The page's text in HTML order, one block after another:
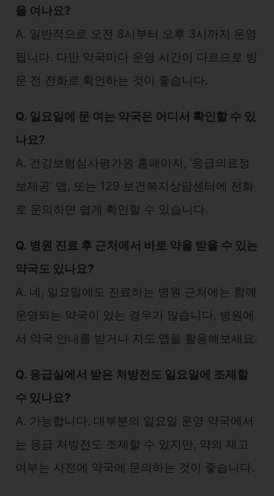
을 여나요?
A. 일반적으로 오전 8시부터 오후 3시까지 운영
됩니다. 다만 약국마다 운영 시간이 다르므로 방
문 전 전화로 확인하는 것이 좋습니다.
Q. 일요일에 문 여는 약국은 어디서 확인할 수 있
나요?
A. 건강보험심사평가원 홈페이지, ‘응급의료정
보제공’ 앱, 또는 129 보건복지상담센터에 전화
로 문의하면 쉽게 확인할 수 있습니다.
Q. 병원 진료 후 근처에서 바로 약을 받을 수 있는
약국도 있나요?
A. 네, 일요일에도 진료하는 병원 근처에는 함께
운영되는 약국이 있는 경우가 많습니다. 병원에
서 약국 안내를 받거나 지도 앱을 활용해보세요.
Q. 응급실에서 받은 처방전도 일요일에 조제할
수 있나요?
A. 가능합니다. 대부분의 일요일 운영 약국에서
는 응급 처방전도 조제할 수 있지만, 약의 재고
여부는 사전에 약국에 문의하는 것이 좋습니다.